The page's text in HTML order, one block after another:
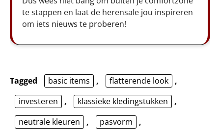
te stappen en laat de herensale jou inspireren
om iets nieuws te proberen!
Tagged basic items , flatterende look
,
investeren
, klassieke kledingstukken
,
neutrale kleuren
, pasvorm
,